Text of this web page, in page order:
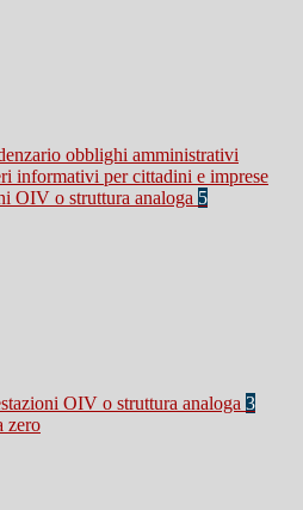
obblighi amministrativi
informativi per cittadini e imprese
OIV o struttura analoga 5
OIV o struttura analoga 3
zero